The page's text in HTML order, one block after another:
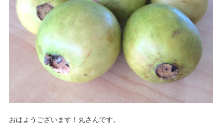
おはようございます！丸さんです。